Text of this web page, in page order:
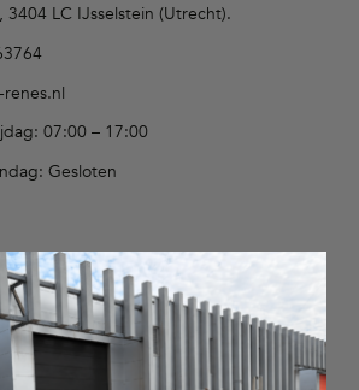
3404 LC IJsselstein (Utrecht).
07:00 – 17:00
Gesloten